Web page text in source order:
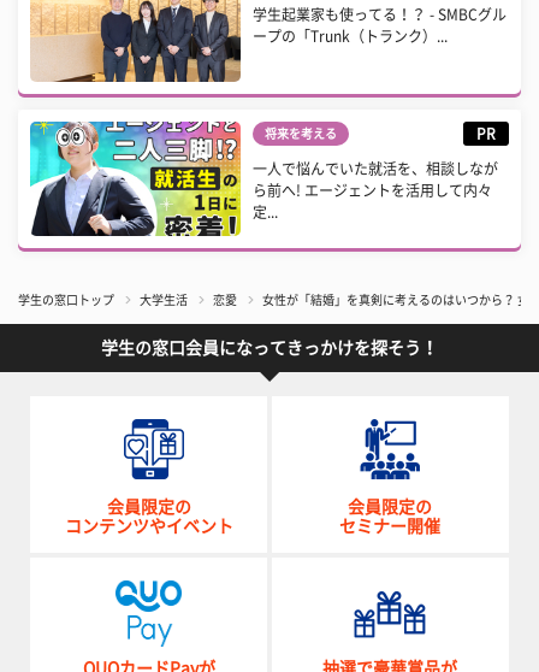
学生起業家も使ってる！？ - SMBCグル
ープの「Trunk（トランク）...
将来を考える PR
一人で悩んでいた就活を、相談しなが
ら前へ! エージェントを活用して内々
定...
学生の窓口トップ 大学生活 恋愛 女性が「結婚」を真剣に考えるのはいつから？ 女
学生の窓口会員になってきっかけを探そう！
会員限定の
コンテンツやイベント
会員限定の
セミナー開催
QUOカードPayが 抽選で豪華賞品が